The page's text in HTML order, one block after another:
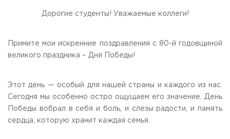
Work with disabled and handicapped people
системе ВО
Federal educational and methodical association in the
Information about educational organization
Moscow region, 141221
TELEPHONES:
+7 (495) 940 83 00
Дорогие студенты! Уважаемые коллеги!
Примите мои искренние поздравления с 80-й годовщиной
великого праздника – Дня Победы!
Этот день — особый для нашей страны и каждого из нас.
Сегодня мы особенно остро ощущаем его значение. День
Победы вобрал в себя и боль, и слезы радости, и память
сердца, которую хранит каждая семья.